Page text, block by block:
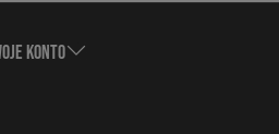
KONTO